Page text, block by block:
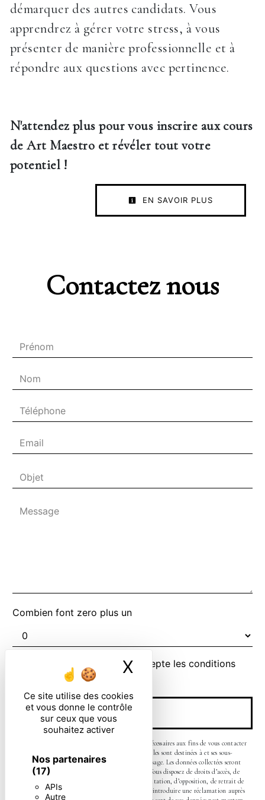
Ce site utilise des cookies
et vous donne le contrôle
sur ceux que vous
souhaitez activer
Nos partenaires
(17)
APIs
Autre
X Masquer le
démarquer des autres candidats. Vous
apprendrez à gérer votre stress, à vous
présenter de manière professionnelle et à
répondre aux questions avec pertinence.
N'attendez plus pour vous inscrire aux cours
de Art Maestro et révéler tout votre
potentiel !
EN SAVOIR PLUS
Contactez nous
Combien font zero plus un
En cochant cette case, j'accepte les conditions
particulières ci-dessous **
ENVOYER
** Les données personnelles communiquées sont nécessaires aux fins de vous contacter
et sont enregistrées dans un fichier informatisé. Elles sont destinées à et ses sous-
traitants dans le seul but de répondre à votre message. Les données collectées seront
communiquées aux seuls destinataires suivants: . Vous disposez de droits d’accès, de
rectification, d’effacement, de portabilité, de limitation, d’opposition, de retrait de
votre consentement à tout moment et du droit d’introduire une réclamation auprès